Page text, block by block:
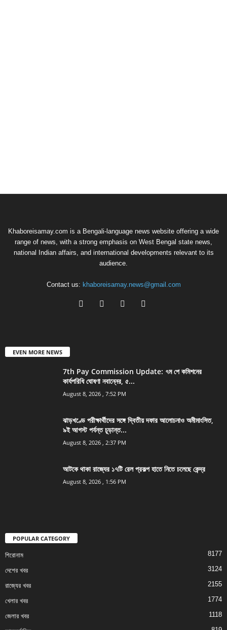
Khaboreisamay.com is a Bengali-language news website offering a wide
range of news, with a strong emphasis on West Bengal state news,
national Indian affairs, and international developments relevant to its
audience.
Contact us: khaboreisamay.news@gmail.com
EVEN MORE NEWS
7th Pay Commission Update: ৭ম পে কমিশনের
কার্যপরিধি ঘোষণা নবান্নের, ৫...
August 8, 2026 , 7:52 PM
ঝাড়খণ্ডে পরীক্ষার্থীদের সঙ্গে দ্বিতীয় দফার আলোচনাও অমীমাংসিত,
৯ই আগস্ট পর্যন্ত চূড়ান্ত...
August 8, 2026 , 2:37 PM
আটকে থাকা রাজ্যের ১৭টি রেল প্রকল্প হাতে নিতে চলেছে কেন্দ্র
August 8, 2026 , 1:56 PM
POPULAR CATEGORY
শিরোনাম 8177
দেশের খবর 3124
রাজ্যের খবর 2155
খেলার খবর 1774
জেলার খবর 1118